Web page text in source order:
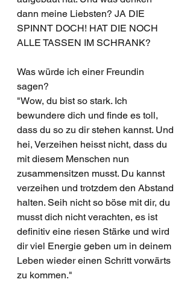
dann meine Liebsten? JA DIE
SPINNT DOCH! HAT DIE NOCH
ALLE TASSEN IM SCHRANK?
Was würde ich einer Freundin
sagen?
"Wow, du bist so stark. Ich
bewundere dich und finde es toll,
dass du so zu dir stehen kannst. Und
hei, Verzeihen heisst nicht, dass du
mit diesem Menschen nun
zusammensitzen musst. Du kannst
verzeihen und trotzdem den Abstand
halten. Seih nicht so böse mit dir, du
musst dich nicht verachten, es ist
definitiv eine riesen Stärke und wird
dir viel Energie geben um in deinem
Leben wieder einen Schritt vorwärts
zu kommen."